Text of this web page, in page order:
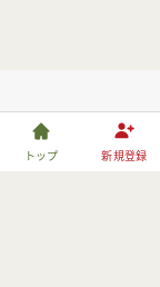
トップ 新規登録